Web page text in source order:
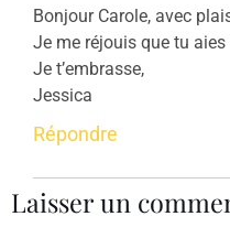
Bonjour Carole, avec
Je me réjouis que tu
Je t’embrasse,
Jessica
Répondre
Laisser un